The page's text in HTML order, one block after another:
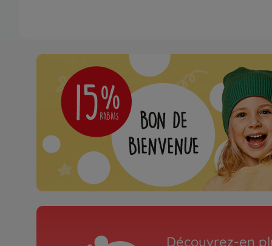
Découvrez-en